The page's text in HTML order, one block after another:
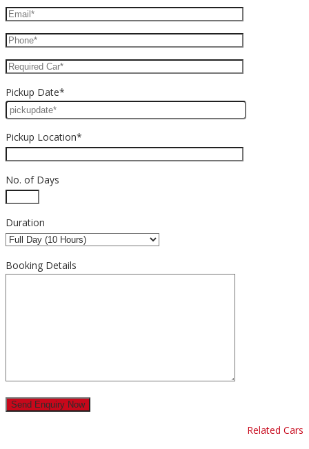
Pickup Date*
Pickup Location*
No. of Days
Duration
Booking Details
Related Cars